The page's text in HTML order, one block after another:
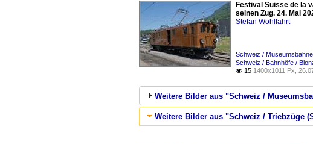
Festival Suisse de la
seinen Zug. 24. Mai
Stefan Wohlfahrt
Schweiz /
Schweiz / Bahnhöfe /
 15 1400x1011 Px,
Weitere Bilder aus "Schweiz /
Weitere Bilder aus "Schweiz / Triebzüge